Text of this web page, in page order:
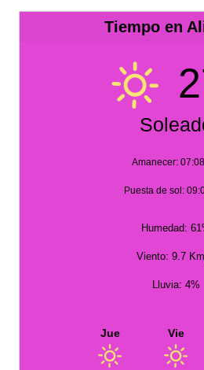
Tiempo en
Amanecer:
Puesta de sol:
Humedad:
Viento: 9.7
Lluvia: 4%
Jue Vie